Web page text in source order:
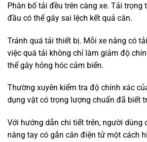
Phân bố tải đều trên càng xe. Tải trọng
đầu có thể gây sai lệch kết quả cân.
Tránh quá tải thiết bị. Mỗi xe nâng có
việc quá tải không chỉ làm giảm độ
thể gây hỏng hóc cảm biến.
Thường xuyên kiểm tra độ chính xác
dụng vật có trọng lượng chuẩn đã biết
Với hướng dẫn chi tiết trên, người dùng
nâng tay có gắn cân điện tử một cách